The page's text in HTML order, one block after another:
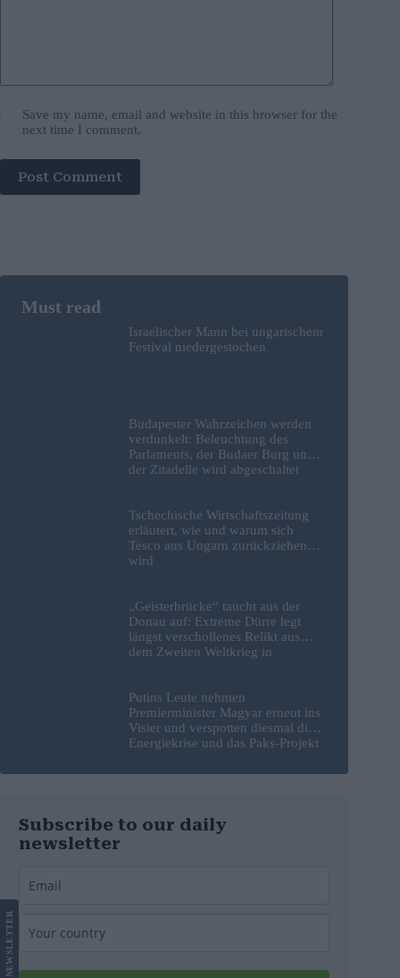
Save my name, email and website in this browser for the
next time I comment.
Post Comment
Israelischer Mann bei ungarischem
Festival niedergestochen
Budapester Wahrzeichen werden
verdunkelt: Beleuchtung des
Parlaments, der Budaer Burg und
der Zitadelle wird abgeschaltet
Tschechische Wirtschaftszeitung
erläutert, wie und warum sich
Tesco aus Ungarn zurückziehen
wird
„Geisterbrücke“ taucht aus der
Donau auf: Extreme Dürre legt
längst verschollenes Relikt aus
dem Zweiten Weltkrieg in
Putins Leute nehmen
Premierminister Magyar erneut ins
Visier und verspotten diesmal die
Energiekrise und das Paks-Projekt
Subscribe to our daily
newsletter
NEWS
LETTER